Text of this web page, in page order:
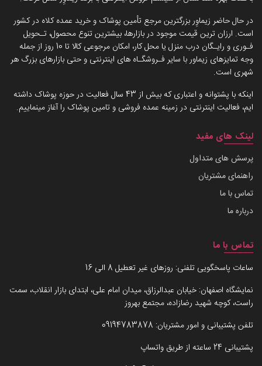
در حال حاضر زیماوِر بزرگترین مرجع تأمین پوشاک و خرید عمده کلاه در کشور
است. ارزان ترین قیمت موجود در بازارها، بیشترین تنوع محصول، تـحویل
فـوری و رایـگان درب منزل یا محل کار، امکان مرجوعی کالا تا 10 روز از جمله
وجه تمایزهای زیماور با سایر فـروشگـاه های اینترنتی و حتی بازارهای بزرگ هر
شهری است.
اینکه با پشتوانه و اعتباری که بیش از 43 سال فعالیت در حوزه پوشاک داشته
ایم، فعالیت اینترنتی در زمینه عمده فروشی و تامین پوشاک را آغاز مینماییم.
لینک های مفید
پرسش های متداول
راهنمای مشتریان
تماس با ما
درباره ما
تماس با ما
ساعات پاسخگویی تلفنی: روزهای غیر تعطیل 8 الی 16
نمایشگاه اصفهان: خیابان عبدالرزاق، میدان امام علی، ابتدای بازار انقلاب، سمت
راست، کوچه شهید رضازاده، مجتمع بهروز
تلفن پشتیبانی و امور مشتریان: 09194783878
پشتیبانی 24 ساعته از طریق واتساپ